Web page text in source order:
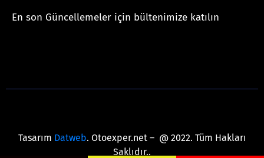
En son Güncellemeler için bültenimize katılın
Tasarım Datweb. Otoexper.net – @ 2022. Tüm Hakları
Saklıdır..